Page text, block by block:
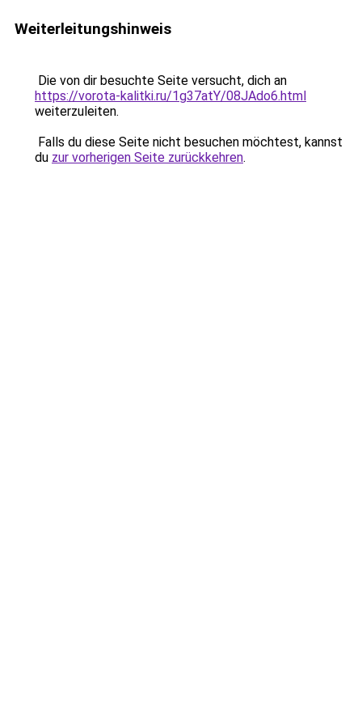
Weiterleitungshinweis
Die von dir besuchte Seite versucht, dich an
https://vorota-kalitki.ru/1g37atY/08JAdo6.html
weiterzuleiten.
Falls du diese Seite nicht besuchen möchtest, kannst
du zur vorherigen Seite zurückkehren.